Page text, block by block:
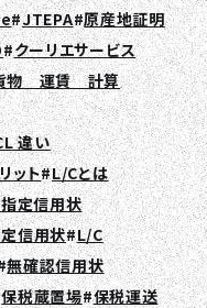
JTEPA 原産地証明
クーリエサービス
物 運賃 計算
違い
ット L/Cとは
定信用状
信用状 L/C
無確認信用状
保税蔵置場 保税運送